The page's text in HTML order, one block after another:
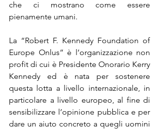
che ci mostrano come essere
pienamente umani.
La “Robert F. Kennedy Foundation of
Europe Onlus” è l’organizzazione non
profit di cui è Presidente Onorario Kerry
Kennedy ed è nata per sostenere
questa lotta a livello internazionale, in
particolare a livello europeo, al fine di
sensibilizzare l’opinione pubblica e per
dare un aiuto concreto a quegli uomini